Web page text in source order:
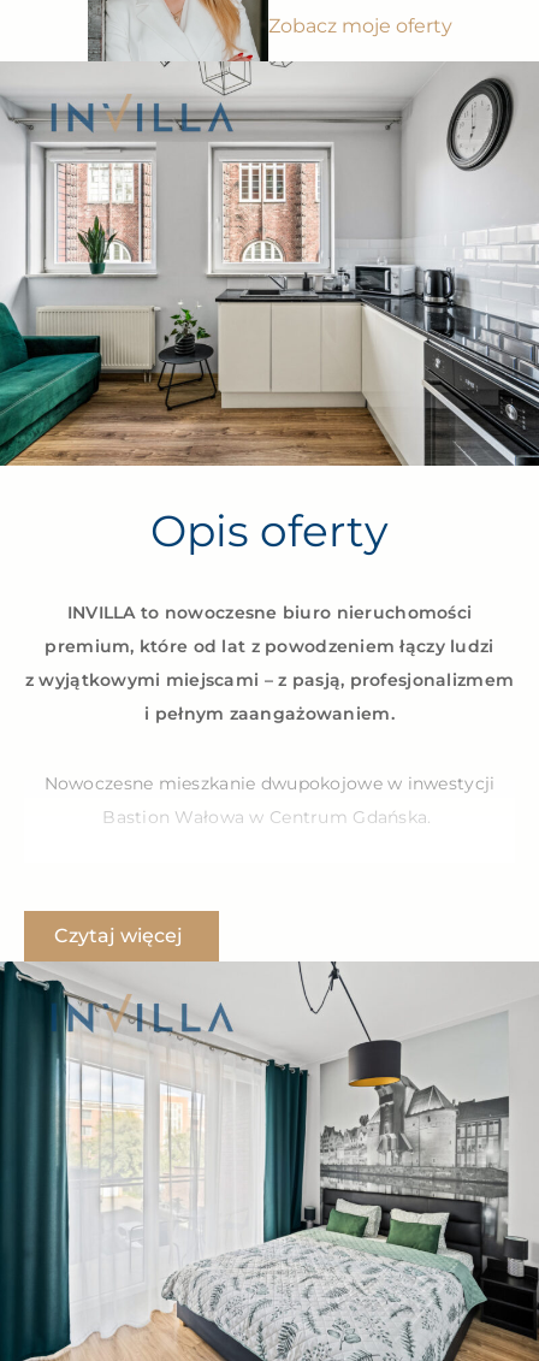
Zobacz moje oferty
Opis oferty
INVILLA to nowoczesne biuro nieruchomości
premium, które od lat z powodzeniem łączy ludzi
z wyjątkowymi miejscami – z pasją, profesjonalizmem
i pełnym zaangażowaniem.
Nowoczesne mieszkanie dwupokojowe w inwestycji
Bastion Wałowa w Centrum Gdańska.
do Starego Miasta oraz terenów nad Motławą.
Jednocześnie położenie budynków, nieco dalej od
zgiełku miasta, pozwala na komfortowe korzystanie
z przestrzeni jako stałego miejsca do życia.
Okolica jest świetnie skomunikowana – przystanki
tramwajowe i autobusowe mieszczą się tuż obok,
zapewniając szybki dojazd do Wrzeszcza i innych
dzielnic Gdańska.
Dworzec PKP Gdańsk Główny mieści się 10 minut
spacerem od inwestycji.
Czytaj więcej